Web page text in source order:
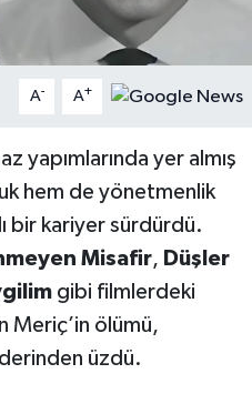
A- A+
yapımlarında yer almış
hem de yönetmenlik
bir kariyer sürdürdü.
Misafir, Düşler
gibi filmlerdeki
Meriç’in ölümü,
derinden üzdü.